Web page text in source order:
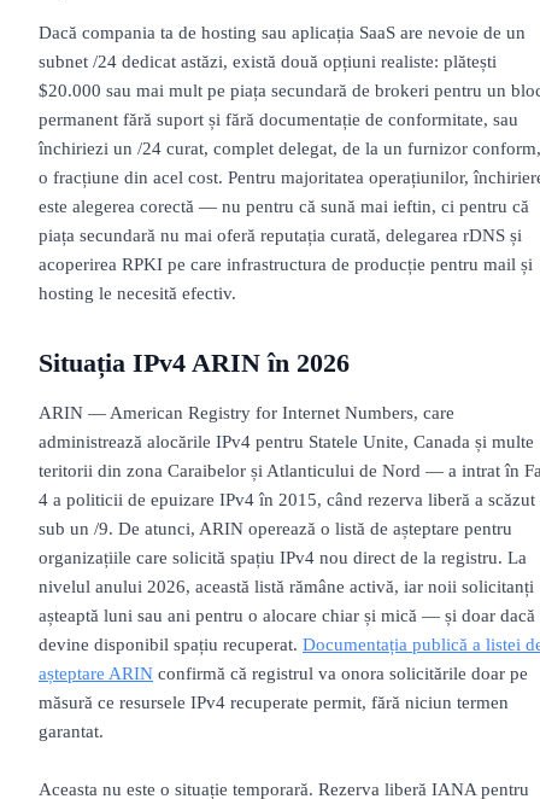
Dacă compania ta de hosting sau aplicația SaaS are nevoie de un
subnet /24 dedicat astăzi, există două opțiuni realiste: plătești
$20.000 sau mai mult pe piața secundară de brokeri pentru un
permanent fără suport și fără documentație de conformitate, sau
închiriezi un /24 curat, complet delegat, de la un furnizor
o fracțiune din acel cost. Pentru majoritatea operațiunilor,
este alegerea corectă — nu pentru că sună mai ieftin, ci pentru că
piața secundară nu mai oferă reputația curată, delegarea rDNS și
acoperirea RPKI pe care infrastructura de producție pentru mail și
hosting le necesită efectiv.
Situația IPv4 ARIN în 2026
ARIN — American Registry for Internet Numbers, care
administrează alocările IPv4 pentru Statele Unite, Canada și multe
teritorii din zona Caraibelor și Atlanticului de Nord — a intrat în
4 a politicii de epuizare IPv4 în 2015, când rezerva liberă a scăzut
sub un /9. De atunci, ARIN operează o listă de așteptare pentru
organizațiile care solicită spațiu IPv4 nou direct de la registru. La
nivelul anului 2026, această listă rămâne activă, iar noii solicitanți
așteaptă luni sau ani pentru o alocare chiar și mică — și doar dacă
devine disponibil spațiu recuperat. Documentația publică a listei
așteptare ARIN confirmă că registrul va onora solicitările doar pe
măsură ce resursele IPv4 recuperate permit, fără niciun termen
garantat.
Aceasta nu este o situație temporară. Rezerva liberă IANA pentru